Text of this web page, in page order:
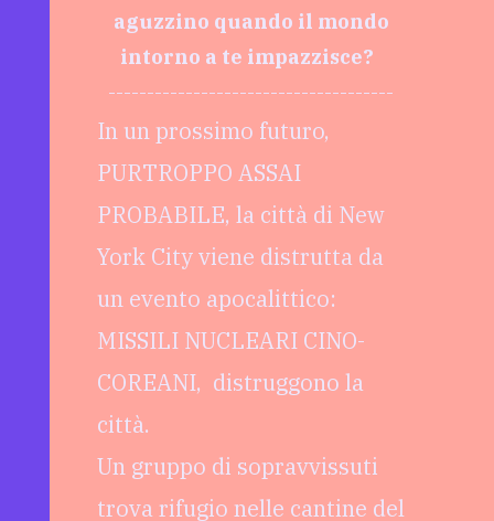
aguzzino quando il mondo
intorno a te impazzisce?
-------------------------------------
In un prossimo futuro,
PURTROPPO ASSAI
PROBABILE, la città di New
York City viene distrutta da
un evento apocalittico:
MISSILI NUCLEARI CINO-
COREANI, distruggono la
città.
Un gruppo di sopravvissuti
trova rifugio nelle cantine del